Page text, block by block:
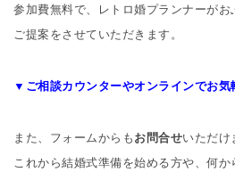
参加費無料で、レトロ婚プランナーが
ご提案をさせていただきます。
▼ご相談カウンターやオンラインでお気
また、フォームからもお問合せいただけ
これから結婚式準備を始める方や、何